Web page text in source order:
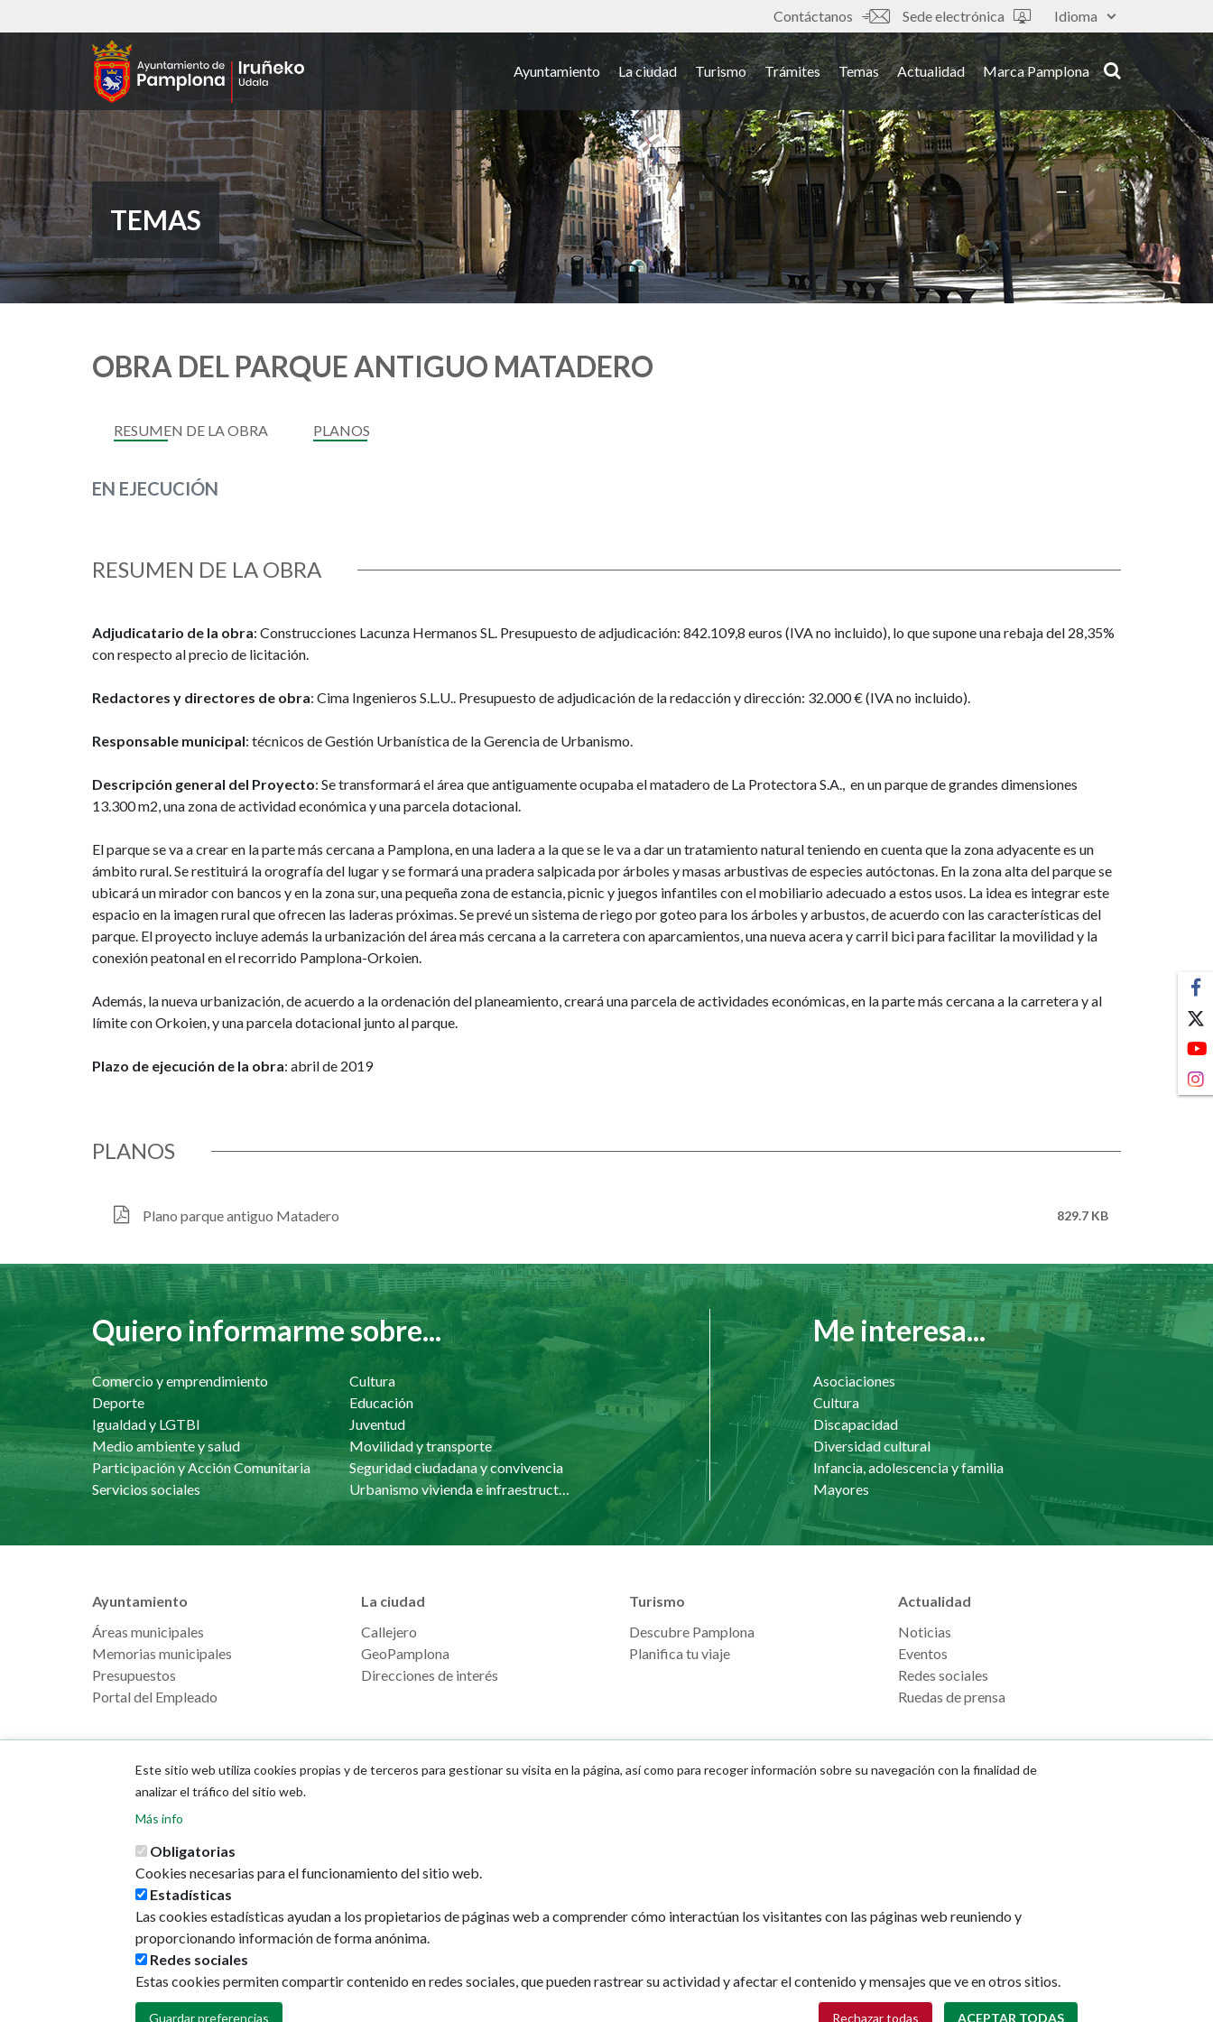
al
Idioma
Tools
Contáctanos Sede electrónica
Ayuntamiento La ciudad Turismo Trámites Temas Actualidad Marca Pamplona
TEMAS
OBRA DEL PARQUE ANTIGUO MATADERO
RESUMEN DE LA OBRA PLANOS
EN EJECUCIÓN
RESUMEN DE LA OBRA
Adjudicatario de la obra: Construcciones Lacunza Hermanos SL. Presupuesto de adjudicación: 842.109,8 euros (IVA no incluido), lo que supone una rebaja del 28,35%
con respecto al precio de licitación.
Redactores y directores de obra: Cima Ingenieros S.L.U.. Presupuesto de adjudicación de la redacción y dirección: 32.000 € (IVA no incluido).
Responsable municipal: técnicos de Gestión Urbanística de la Gerencia de Urbanismo.
Descripción general del Proyecto: Se transformará el área que antiguamente ocupaba el matadero de La Protectora S.A., en un parque de grandes dimensiones
13.300 m2, una zona de actividad económica y una parcela dotacional.
El parque se va a crear en la parte más cercana a Pamplona, en una ladera a la que se le va a dar un tratamiento natural teniendo en cuenta que la zona adyacente es un
ámbito rural. Se restituirá la orografía del lugar y se formará una pradera salpicada por árboles y masas arbustivas de especies autóctonas. En la zona alta del parque se
ubicará un mirador con bancos y en la zona sur, una pequeña zona de estancia, picnic y juegos infantiles con el mobiliario adecuado a estos usos. La idea es integrar este
espacio en la imagen rural que ofrecen las laderas próximas. Se prevé un sistema de riego por goteo para los árboles y arbustos, de acuerdo con las características del
parque. El proyecto incluye además la urbanización del área más cercana a la carretera con aparcamientos, una nueva acera y carril bici para facilitar la movilidad y la
conexión peatonal en el recorrido Pamplona-Orkoien.
Además, la nueva urbanización, de acuerdo a la ordenación del planeamiento, creará una parcela de actividades económicas, en la parte más cercana a la carretera y al
límite con Orkoien, y una parcela dotacional junto al parque.
Plazo de ejecución de la obra: abril de 2019
PLANOS
Plano parque antiguo Matadero 829.7 KB
Quiero informarme sobre...
Comercio y emprendimiento
Cultura
Deporte
Educación
Igualdad y LGTBI
Juventud
Medio ambiente y salud
Movilidad y transporte
Participación y Acción Comunitaria
Seguridad ciudadana y convivencia
Servicios sociales
Urbanismo vivienda e infraestructuras
Me interesa...
Asociaciones
Cultura
Discapacidad
Diversidad cultural
Infancia, adolescencia y familia
Mayores
Ayuntamiento
Áreas municipales
Memorias municipales
Presupuestos
Portal del Empleado
La ciudad
Callejero
GeoPamplona
Direcciones de interés
Turismo
Descubre Pamplona
Planifica tu viaje
Actualidad
Noticias
Eventos
Redes sociales
Ruedas de prensa
31001 - Pamplona
Política de privacidad
Este sitio web utiliza cookies propias y de terceros para gestionar su visita en la página, así como para recoger información sobre su navegación con la finalidad de
analizar el tráfico del sitio web.
Más info
Obligatorias
Cookies necesarias para el funcionamiento del sitio web.
Estadísticas
Las cookies estadísticas ayudan a los propietarios de páginas web a comprender cómo interactúan los visitantes con las páginas web reuniendo y
proporcionando información de forma anónima.
Redes sociales
Estas cookies permiten compartir contenido en redes sociales, que pueden rastrear su actividad y afectar el contenido y mensajes que ve en otros sitios.
Guardar preferencias Rechazar todas ACEPTAR TODAS
Retirar consentimiento